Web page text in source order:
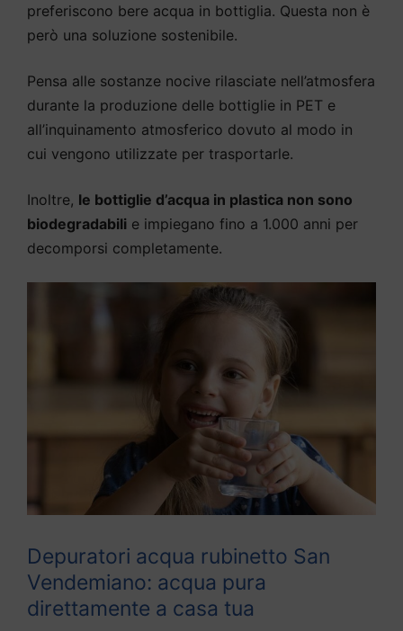
preferiscono bere acqua in bottiglia. Questa non è
però una soluzione sostenibile.
Pensa alle sostanze nocive rilasciate nell’atmosfera
durante la produzione delle bottiglie in PET e
all’inquinamento atmosferico dovuto al modo in
cui vengono utilizzate per trasportarle.
Inoltre, le bottiglie d’acqua in plastica non sono
biodegradabili e impiegano fino a 1.000 anni per
decomporsi completamente.
Depuratori acqua rubinetto San
Vendemiano: acqua pura
direttamente a casa tua